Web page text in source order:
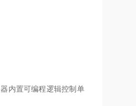
内置可编程逻辑控制单